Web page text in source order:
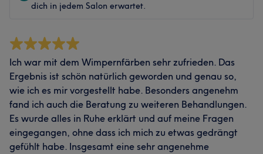
dich in jedem Salon erwartet.
Ich war mit dem Wimpernfärben sehr zufrieden. Das
Ergebnis ist schön natürlich geworden und genau so,
wie ich es mir vorgestellt habe. Besonders angenehm
fand ich auch die Beratung zu weiteren Behandlungen.
Es wurde alles in Ruhe erklärt und auf meine Fragen
eingegangen, ohne dass ich mich zu etwas gedrängt
gefühlt habe. Insgesamt eine sehr angenehme